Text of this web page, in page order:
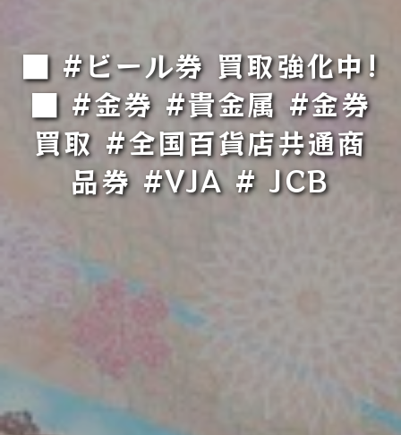
■ #ビール券 買取強化中!
■ #金券 #貴金属 #金券
買取 #全国百貨店共通商
品券 #VJA # JCB